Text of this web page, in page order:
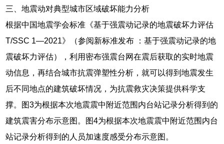
三、地震动对典型城市区域破坏能力分析
根据中国地震学会标准《基于强震动记录的地震破坏力评估
T/SSC 1—2021》（参阅新标准发布 ：基于强震动记录的地
震破坏力评估），利用密布强震台网在震后获取的实时地震
动信息，再结合城市抗震弹塑性分析，就可以得到地震发生
后不同地点的建筑破坏情况，为抗震救灾决策提供科学支
撑。图3为根据本次地震震中附近范围内台站记录分析得到的
建筑震害分布示意图。图4为根据本次地震震中附近范围内台
站记录分析得到的人员加速度感受分布示意图。